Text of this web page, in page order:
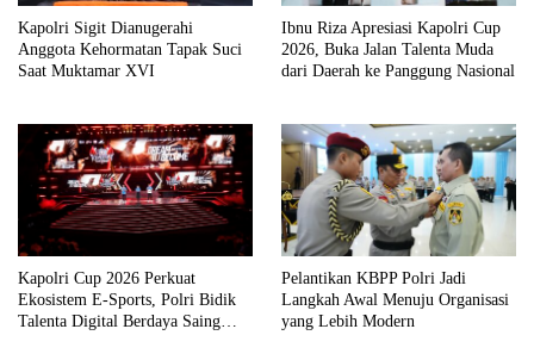
Kapolri Sigit Dianugerahi
Anggota Kehormatan Tapak Suci
Saat Muktamar XVI
Ibnu Riza Apresiasi Kapolri Cup
2026, Buka Jalan Talenta Muda
dari Daerah ke Panggung Nasional
Kapolri Cup 2026 Perkuat
Ekosistem E-Sports, Polri Bidik
Talenta Digital Berdaya Saing
Pelantikan KBPP Polri Jadi
Langkah Awal Menuju Organisasi
yang Lebih Modern